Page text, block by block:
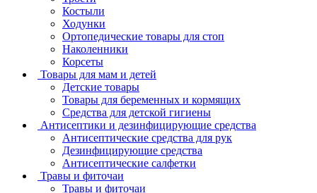
Костыли
Ходунки
Ортопедические товары для стоп
Наколенники
Корсеты
Товары для мам и детей
Детские товары
Товары для беременных и кормящих
Средства для детской гигиены
Антисептики и дезинфицирующие средства
Антисептические средства для рук
Дезинфицирующие средства
Антисептические салфетки
Травы и фиточаи
Травы и фиточаи